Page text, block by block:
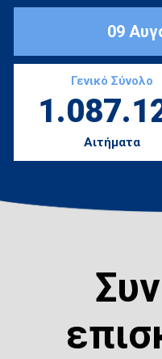
09
Γενικό Σύνολο
Αιτήματα